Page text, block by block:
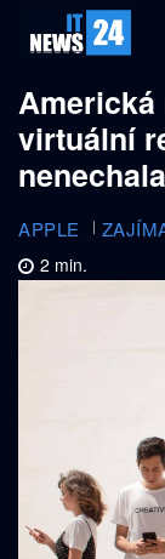
Americká
virtuální
nenechala
APPLE
2 min.